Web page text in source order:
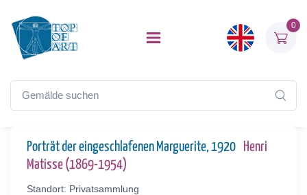
0
Porträt der eingeschlafenen Marguerite, 1920
Henri
Matisse (1869-1954)
Standort: Privatsammlung